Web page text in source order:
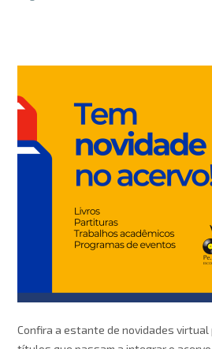
Confira a estante de novidades